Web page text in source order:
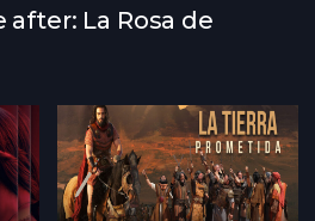
after: La Rosa de